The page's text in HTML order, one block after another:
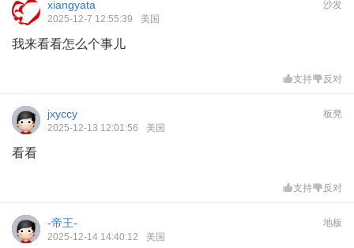
沙发
xiangyata
2025-12-7 12:55:39 美国
我来看看怎么个事儿
支持 反对
板凳
jxyccy
2025-12-13 12:01:56 美国
看看
支持 反对
地板
-帝王-
2025-12-14 14:40:12 美国